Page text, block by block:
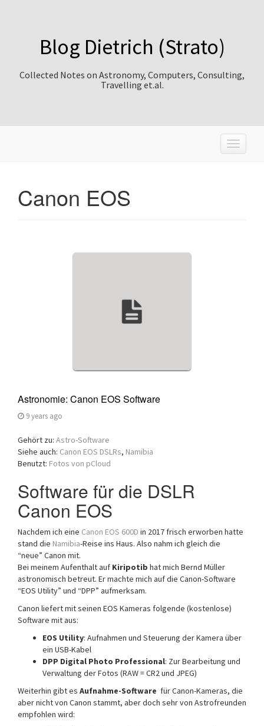
Blog Dietrich (Strato)
Collected Notes on Astronomy, Computers, Consulting,
Travelling et.al.
T
o
Canon EOS
Astronomie: Canon EOS Software
9 years ago
Gehört zu: Astro-Software
Siehe auch: Canon EOS DSLRs, Namibia
Benutzt: Fotos von pCloud
Software für die DSLR
Canon EOS
Nachdem ich eine Canon EOS 600D in 2017 frisch erworben hatte
stand die Namibia-Reise ins Haus. Also nahm ich gleich die
“neue” Canon mit.
Bei meinem Aufenthalt auf Kiripotib hat mich Bernd Müller
astronomisch betreut. Er machte mich auf die Canon-Software
“EOS Utility” und “DPP” aufmerksam.
Canon liefert mit seinen EOS Kameras folgende (kostenlose)
Software mit aus:
EOS Utility: Aufnahmen und Steuerung der Kamera über
ein USB-Kabel
DPP Digital Photo Professional: Zur Bearbeitung und
Verwaltung der Fotos (RAW = CR2 und JPEG)
Weiterhin gibt es Aufnahme-Software für Canon-Kameras, die
aber nicht von Canon stammt, aber doch sehr von Astrofreunden
empfohlen wird: